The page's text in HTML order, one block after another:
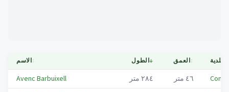
الاسم↕ الطول↓ العمق↕ البلدية
Avenc Barbuixell ٢٨٤ متر ٤٦ متر